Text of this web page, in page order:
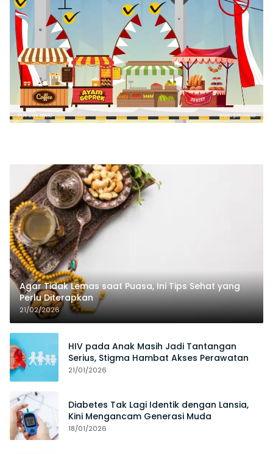
Agar Tidak Lemas saat Puasa, Ini Tips Sehat yang
Perlu Diterapkan
21/02/2026
HIV pada Anak Masih Jadi Tantangan
Serius, Stigma Hambat Akses Perawatan
21/01/2026
Diabetes Tak Lagi Identik dengan Lansia,
Kini Mengancam Generasi Muda
18/01/2026